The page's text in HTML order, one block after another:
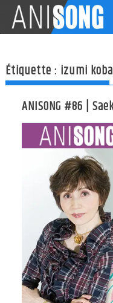
content
Étiquette : izumi
ANISONG #86 |